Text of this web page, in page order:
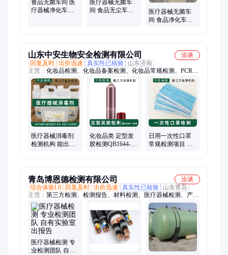
食品无菌车间 医
疗器械净化车间
医疗器械无菌车
间 食品无尘车间
医疗器械无菌车
间 食品净化车间
山东中安生物安全检测有限公司
洽谈
回复及时 出价迅速 真实性已核验
山东济南
主营： 化妆品检测、化妆品备案检测、化妆品常规检测、PCR方
舱实验室检测、生物安全柜检测、高效过滤器捡漏、一次性卫生
用品检测
医疗器械消毒剂
检测机构 能出
化妆品类 定型发
胶检测QB1644-
日用一次性口罩
常规检测项目 商
青岛博恩德检测有限公司
洽谈
综合体验L0
回复及时 出价迅速 真实性已核验
山东青岛
主营： 第三方检测、检测报告、材料检测、医疗器械检测、产品
检测、性能检测、测试报告
医疗器械检测 专
业检测团队 自有